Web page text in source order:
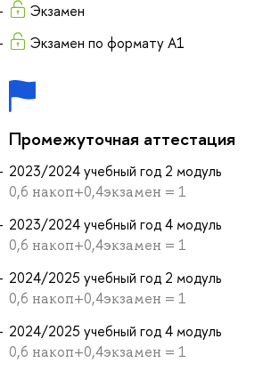
Экзамен
Экзамен по формату А1
Промежуточная аттестация
2023/2024 учебный год 2 модуль
0,6 накоп+0,4экзамен = 1
2023/2024 учебный год 4 модуль
0,6 накоп+0,4экзамен = 1
2024/2025 учебный год 2 модуль
0,6 накоп+0,4экзамен = 1
2024/2025 учебный год 4 модуль
0,6 накоп+0,4экзамен = 1